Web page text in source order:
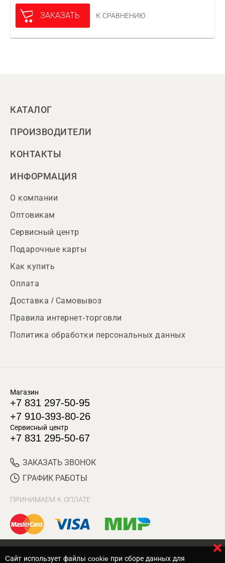
ЗАКАЗАТЬ К СРАВНЕНИЮ
КАТАЛОГ
ПРОИЗВОДИТЕЛИ
КОНТАКТЫ
ИНФОРМАЦИЯ
О компании
Оптовикам
Сервисный центр
Подарочные карты
Как купить
Оплата
Доставка / Самовывоз
Правила интернет-торговли
Политика обработки персональных данных
Магазин
+7 831 297-50-95
+7 910-393-80-26
Сервисный центр
+7 831 295-50-67
ЗАКАЗАТЬ ЗВОНОК
ГРАФИК РАБОТЫ
ПРИНИМАЕМ К ОПЛАТЕ
Cайт использует файлы cookie при сборе данных для